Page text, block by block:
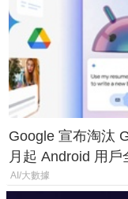
Google 宣布淘汰
月起 Android 用
AI/大數據